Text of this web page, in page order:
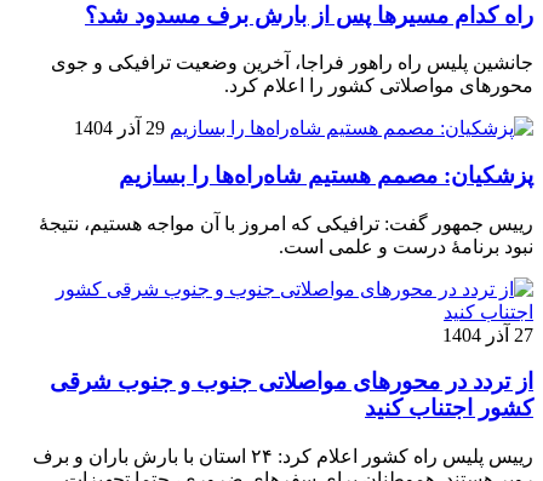
راه کدام مسیرها پس از بارش برف مسدود شد؟
جانشین پلیس راه راهور فراجا، آخرین وضعیت ترافیکی و جوی
محورهای مواصلاتی کشور را اعلام کرد.
29 آذر 1404
پزشکیان: مصمم هستیم شاه‌راه‌ها را بسازیم
رییس جمهور گفت: ترافیکی که امروز با آن مواجه هستیم، نتیجۀ
نبود برنامۀ درست و علمی است.
27 آذر 1404
از تردد در محورهای مواصلاتی جنوب و جنوب شرقی
کشور اجتناب کنید
رییس پلیس راه کشور اعلام کرد: ۲۴ استان با بارش باران و برف